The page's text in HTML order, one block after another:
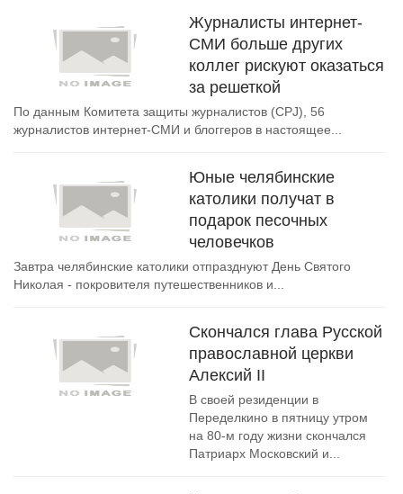
Журналисты интернет-
СМИ больше других
коллег рискуют оказаться
за решеткой
По данным Комитета защиты журналистов (CPJ), 56
журналистов интернет-СМИ и блоггеров в настоящее...
Юные челябинские
католики получат в
подарок песочных
человечков
Завтра челябинские католики отпразднуют День Святого
Николая - покровителя путешественников и...
Скончался глава Русской
православной церкви
Алексий II
В своей резиденции в
Переделкино в пятницу утром
на 80-м году жизни скончался
Патриарх Московский и...